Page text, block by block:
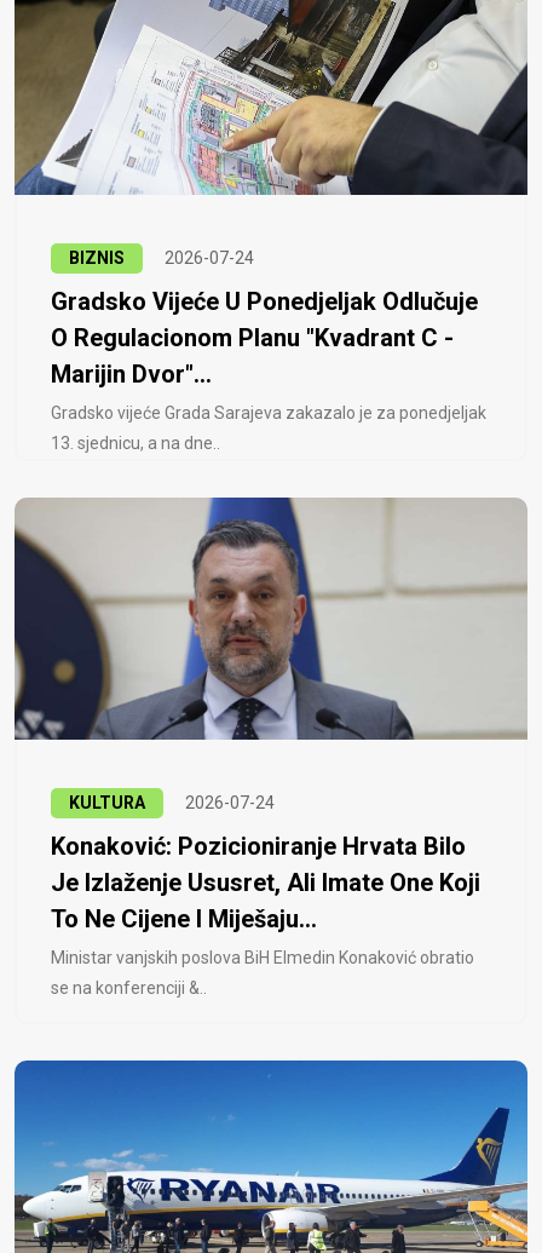
BIZNIS 2026-07-24
Gradsko Vijeće U Ponedjeljak Odlučuje
O Regulacionom Planu "Kvadrant C -
Marijin Dvor"...
Gradsko vijeće Grada Sarajeva zakazalo je za ponedjeljak
13. sjednicu, a na dne..
KULTURA 2026-07-24
Konaković: Pozicioniranje Hrvata Bilo
Je Izlaženje Ususret, Ali Imate One Koji
To Ne Cijene I Miješaju...
Ministar vanjskih poslova BiH Elmedin Konaković obratio
se na konferenciji &..